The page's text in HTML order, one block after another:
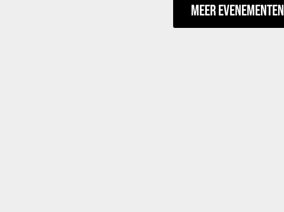
MEER EVENEMENTEN